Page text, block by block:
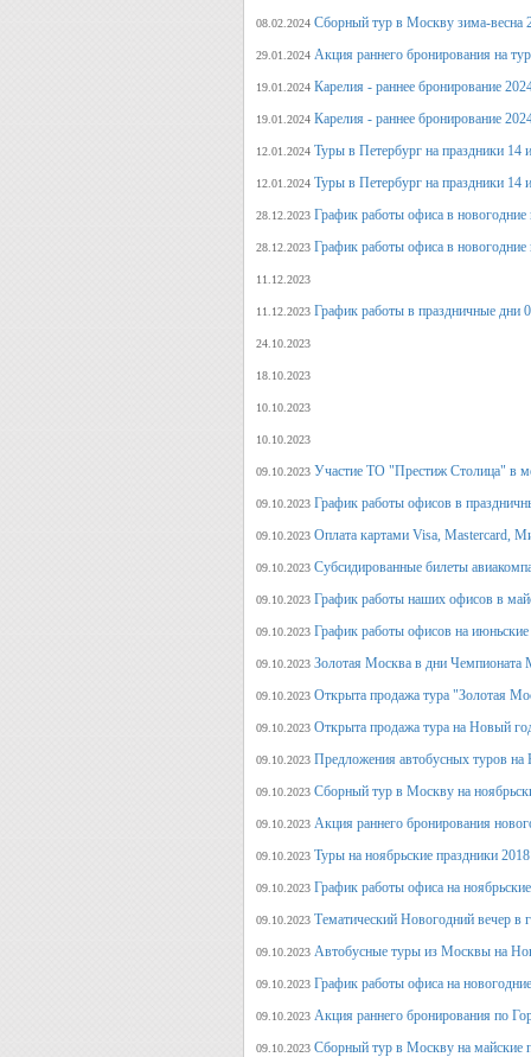
08.02.2024 Сборный тур в Москву зима-весна
29.01.2024 Акция раннего бронирования на
19.01.2024 Карелия - раннее бронирование
19.01.2024 Карелия - раннее бронирование
12.01.2024 Туры в Петербург на праздники 14
12.01.2024 Туры в Петербург на праздники 14
28.12.2023 График работы офиса в новогодние
28.12.2023 График работы офиса в новогодние
11.12.2023
11.12.2023 График работы в праздничные дни
24.10.2023
18.10.2023
10.10.2023
10.10.2023
09.10.2023 Участие ТО "Престиж Столица" в
09.10.2023 График работы офисов в
09.10.2023 Оплата картами Visa, Mastercard,
09.10.2023 Субсидированные билеты
09.10.2023 График работы наших офисов в
09.10.2023 График работы офисов на
09.10.2023 Золотая Москва в дни Чемпионата
09.10.2023 Открыта продажа тура "Золотая
09.10.2023 Открыта продажа тура на Новый
09.10.2023 Предложения автобусных туров
09.10.2023 Сборный тур в Москву на
09.10.2023 Акция раннего бронирования
09.10.2023 Туры на ноябрьские праздники 2018
09.10.2023 График работы офиса на
09.10.2023 Тематический Новогодний вечер
09.10.2023 Автобусные туры из Москвы на
09.10.2023 График работы офиса на
09.10.2023 Акция раннего бронирования по
09.10.2023 Сборный тур в Москву на майские